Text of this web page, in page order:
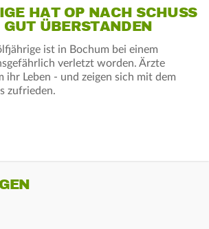
HAT OP NACH SCHUSS
ÜBERSTANDEN
ist in Bochum bei einem
verletzt worden. Ärzte
ihr Leben - und zeigen sich mit dem
zufrieden.